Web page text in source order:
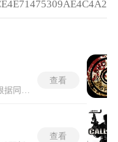
百战天虫4中文版是一款根据同名PC游戏移植的多人动作射击游戏，采用3D画面设计，在保留系列辨识度的基础上呈现立体纵深感。延续经典回合制玩法，双方轮流部署策略并计算角度、力度与道具效果，在拟真物理反馈中展开智趣对抗。虚拟按键操作让移动、瞄准与释放技能更贴合移动端习惯，战场环境含多样地形与可破坏元素，可利用障碍与地势创造进攻优势。系列标志性的幽默武器与夸张效果依旧亮眼，使每轮交锋兼具策略推演与娱乐观赏性。整体以回合智慧与趣味对抗为核心，为喜爱策略射击与系列情怀的玩家提供可随时开局的对战舞台。
查看
查看